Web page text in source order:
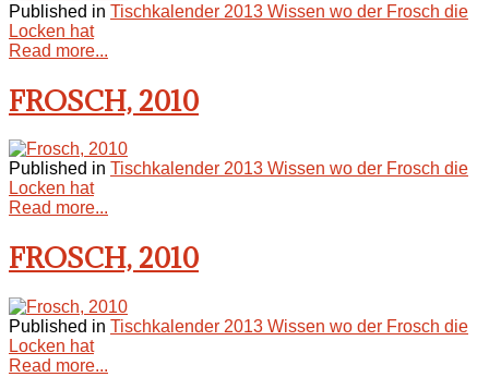
Published in Tischkalender 2013 Wissen wo der Frosch die
Locken hat
Read more...
FROSCH, 2010
Published in Tischkalender 2013 Wissen wo der Frosch die
Locken hat
Read more...
FROSCH, 2010
Published in Tischkalender 2013 Wissen wo der Frosch die
Locken hat
Read more...